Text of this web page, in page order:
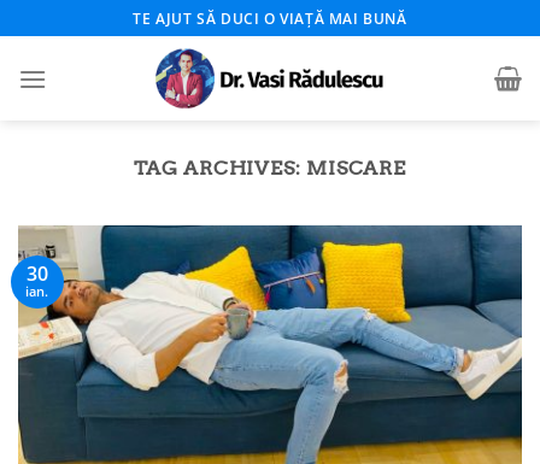
to
content
TE AJUT SĂ DUCI O VIAȚĂ MAI BUNĂ
TAG ARCHIVES: MISCARE
30
ian.